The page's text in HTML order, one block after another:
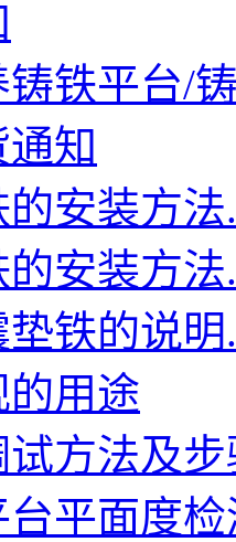
铁平台/
知
的安装方法
的安装方法
铁的说明
用途
方法及步
平面度